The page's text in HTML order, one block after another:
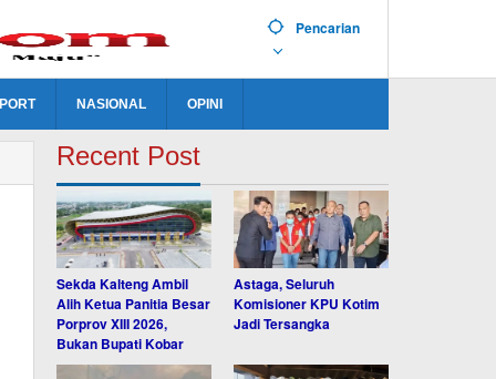
Pencarian
NASIONAL OPINI
Recent Post
Sekda Kalteng Ambil
Alih Ketua Panitia Besar
Porprov XIII 2026,
Bukan Bupati Kobar
Astaga, Seluruh
Komisioner KPU Kotim
Jadi Tersangka